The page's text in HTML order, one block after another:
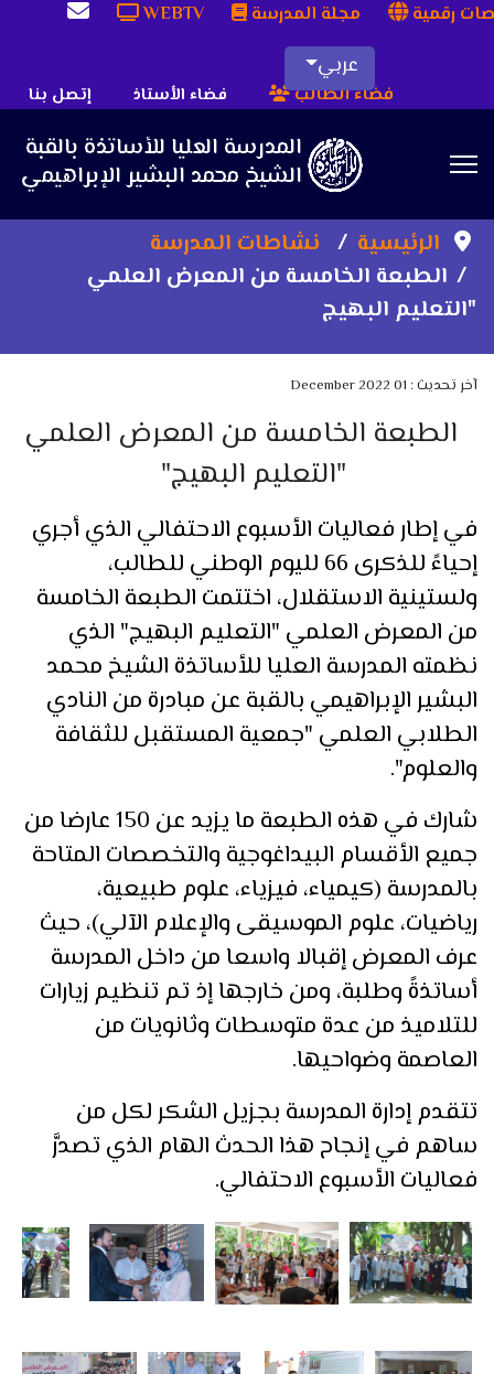
رقمية مجلة المدرسة WEBTV
عربي
إتصل بنا فضاء الأستاذ فضاء الطالب
الرئيسية
نشاطات المدرسة
الطبعة الخامسة من المعرض العلمي
"التعليم البهيج
آخر تحديث : 01 December 2022
الطبعة الخامسة من المعرض العلمي
"التعليم البهيج"
في إطار فعاليات الأسبوع الاحتفالي الذي أجري
إحياءً للذكرى 66 لليوم الوطني للطالب،
ولستينية الاستقلال، اختتمت الطبعة الخامسة
من المعرض العلمي "التعليم البهيج" الذي
نظمته المدرسة العليا للأساتذة الشيخ محمد
البشير الإبراهيمي بالقبة عن مبادرة من النادي
الطلابي العلمي "جمعية المستقبل للثقافة
والعلوم".
شارك في هذه الطبعة ما يزيد عن 150 عارضا من
جميع الأقسام البيداغوجية والتخصصات المتاحة
بالمدرسة (كيمياء، فيزياء، علوم طبيعية،
رياضيات، علوم الموسيقى والإعلام الآلي)، حيث
عرف المعرض إقبالا واسعا من داخل المدرسة
أساتذةً وطلبة، ومن خارجها إذ تم تنظيم زيارات
للتلاميذ من عدة متوسطات وثانويات من
العاصمة وضواحيها.
تتقدم إدارة المدرسة بجزيل الشكر لكل من
ساهم في إنجاح هذا الحدث الهام الذي تصدَّر
فعاليات الأسبوع الاحتفالي.